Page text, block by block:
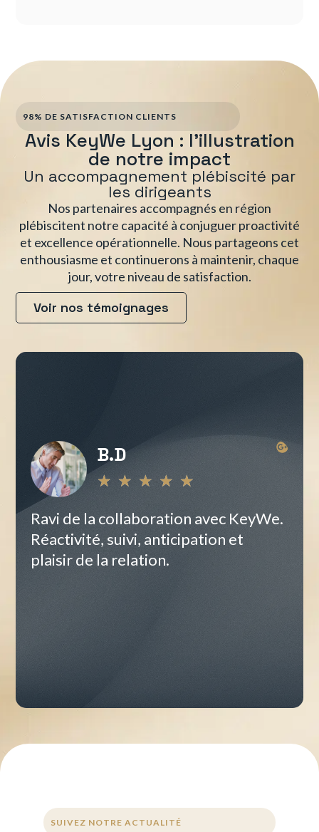
98% DE SATISFACTION CLIENTS
Avis KeyWe Lyon : l'illustration
de notre impact
Un accompagnement plébiscité par
les dirigeants
Nos partenaires accompagnés en région
plébiscitent notre capacité à conjuguer proactivité
et excellence opérationnelle. Nous partageons cet
enthousiasme et continuerons à maintenir, chaque
jour, votre niveau de satisfaction.
Voir nos témoignages
B.D
★ ★ ★ ★ ★
Ravi de la collaboration avec KeyWe.
Réactivité, suivi, anticipation et
plaisir de la relation.
SUIVEZ NOTRE ACTUALITÉ